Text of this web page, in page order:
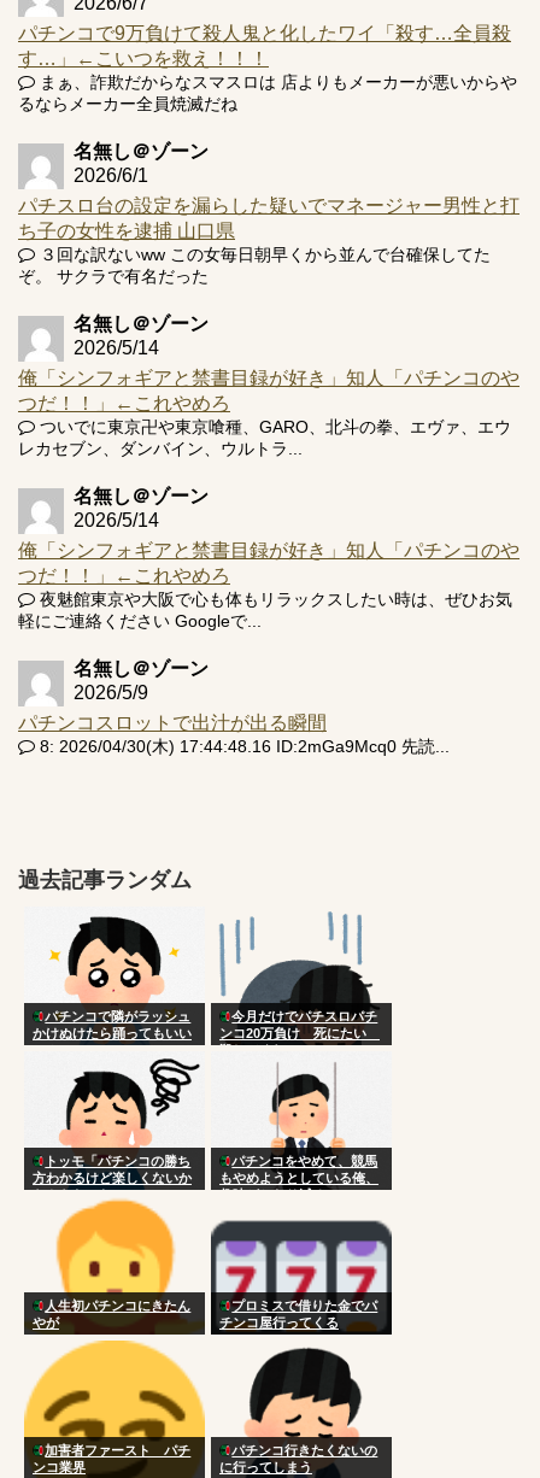
Powered by livedoor 相互RSS
パチンコで9万負けて殺人鬼と化したワイ「殺す…全員殺
す…」←こいつを救え！！！
まぁ、詐欺だからなスマスロは 店よりもメーカーが悪いからや
るならメーカー全員焼滅だね
名無し＠ゾーン
2026/6/1
パチスロ台の設定を漏らした疑いでマネージャー男性と打
ち子の女性を逮捕 山口県
３回な訳ないww この女毎日朝早くから並んで台確保してた
ぞ。 サクラで有名だった
名無し＠ゾーン
2026/5/14
俺「シンフォギアと禁書目録が好き」知人「パチンコのや
つだ！！」←これやめろ
ついでに東京卍や東京喰種、GARO、北斗の拳、エヴァ、エウ
レカセブン、ダンバイン、ウルトラ...
名無し＠ゾーン
2026/5/14
俺「シンフォギアと禁書目録が好き」知人「パチンコのや
つだ！！」←これやめろ
夜魅館東京や大阪で心も体もリラックスしたい時は、ぜひお気
軽にご連絡ください Googleで...
名無し＠ゾーン
2026/5/9
パチンコスロットで出汁が出る瞬間
8: 2026/04/30(木) 17:44:48.16 ID:2mGa9Mcq0 先読...
過去記事ランダム
パチンコで隣がラッシュ
かけぬけたら踊ってもいい
の？
今月だけでパチスロパチ
ンコ20万負け 死にたい
殺してくれ
トッモ「パチンコの勝ち
方わかるけど楽しくないか
らやらないわ」
パチンコをやめて、競馬
もやめようとしている俺、
趣味がかなり減る
人生初パチンコにきたん
やが
プロミスで借りた金でパ
チンコ屋行ってくる
加害者ファースト パチ
ンコ業界
パチンコ行きたくないの
に行ってしまう